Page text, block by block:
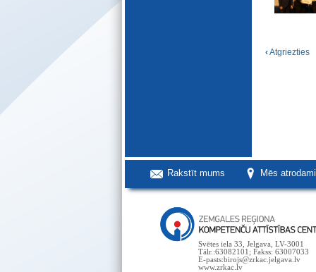
‹Atgriezties
Rakstīt mums Mēs
Svētes iela 33, Jelgava, LV-3001
Tālr.:63082101; Fakss: 63007033
E-pasts:birojs@zrkac.jelgava.lv
www.zrkac.lv